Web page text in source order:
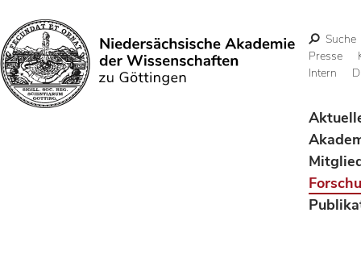
Suchen
Suche
Presse
Intern